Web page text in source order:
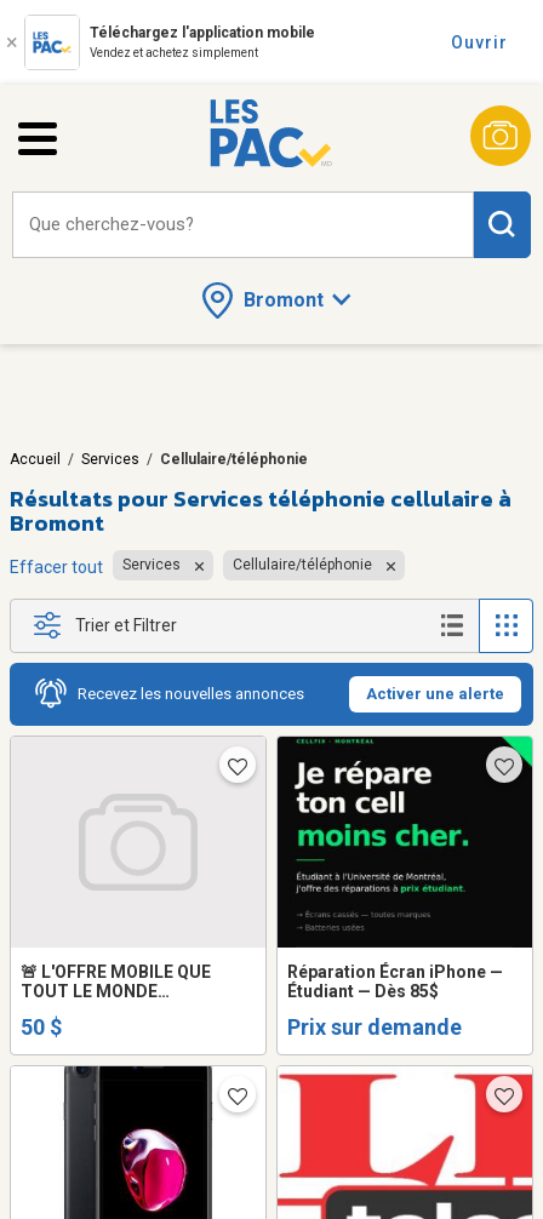
Téléchargez l'application mobile
Vendez et achetez simplement
Ouvrir
Bromont
Que cherchez-vous?
Accueil / Services / Cellulaire/téléphonie
Résultats pour Services téléphonie cellulaire à
Bromont
Effacer tout Services Cellulaire/téléphonie
Trier et Filtrer
Recevez les nouvelles annonces Activer une alerte
🚨 L'OFFRE MOBILE QUE
TOUT LE MONDE
50 $
Réparation Écran iPhone —
Étudiant — Dès 85$
Prix sur demande